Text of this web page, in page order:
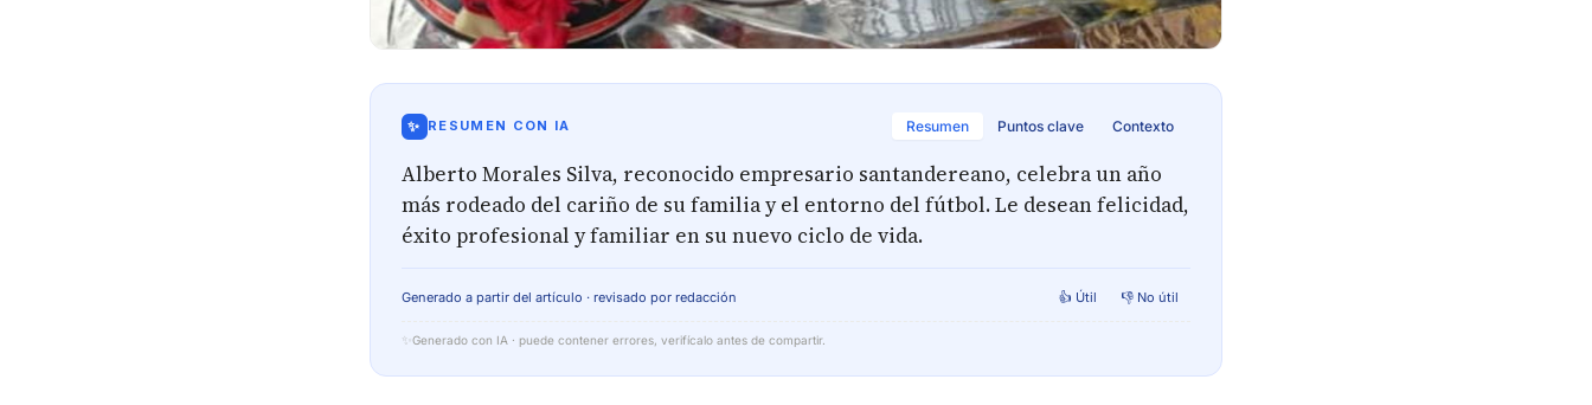
✨ RESUMEN CON IA Resumen Puntos clave Contexto
Alberto Morales Silva, reconocido empresario santandereano, celebra un año
más rodeado del cariño de su familia y el entorno del fútbol. Le desean felicidad,
éxito profesional y familiar en su nuevo ciclo de vida.
Generado a partir del artículo · revisado por redacción 👍 Útil 👎 No útil
✨ Generado con IA · puede contener errores, verifícalo antes de compartir.